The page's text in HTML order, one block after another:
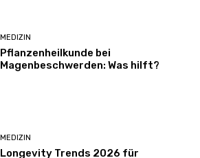
MEDIZIN
Pflanzenheilkunde bei
Magenbeschwerden: Was hilft?
MEDIZIN
Longevity Trends 2026 für